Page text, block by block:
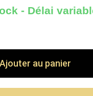
- Délai
Ajouter au panier